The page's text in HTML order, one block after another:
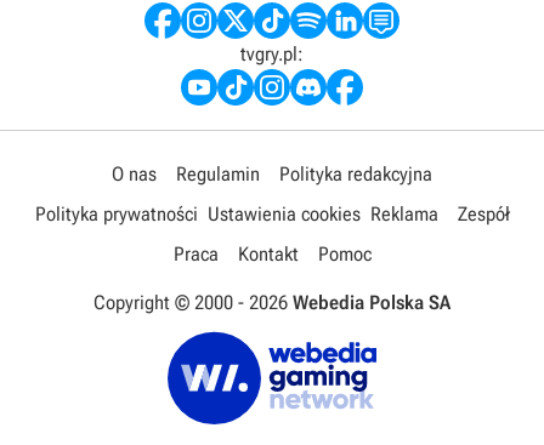
tvgry.pl:
O nas Regulamin
Polityka redakcyjna
Polityka prywatności Ustawienia cookies Reklama
Zespół
Praca
Kontakt Pomoc
Copyright © 2000 - 2026 Webedia Polska SA